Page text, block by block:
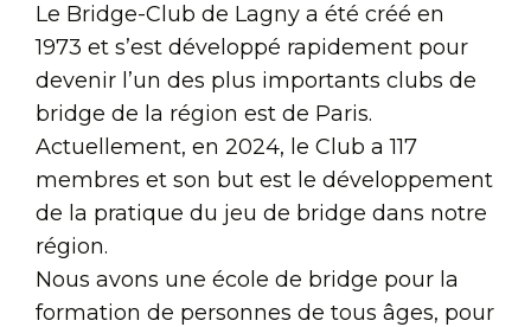
Le Bridge-Club de Lagny a été créé en
1973 et s’est développé rapidement pour
devenir l’un des plus importants clubs de
bridge de la région est de Paris.
Actuellement, en 2024, le Club a 117
membres et son but est le développement
de la pratique du jeu de bridge dans notre
région.
Nous avons une école de bridge pour la
formation de personnes de tous âges, pour